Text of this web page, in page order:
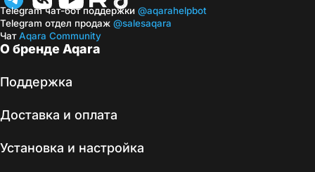
О бренде Aqara
Поддержка
Доставка и оплата
Установка и настройка
Telegram чат-бот поддержки @aqarahelpbot
Telegram отдел продаж @salesaqara
ЧатAqara Community